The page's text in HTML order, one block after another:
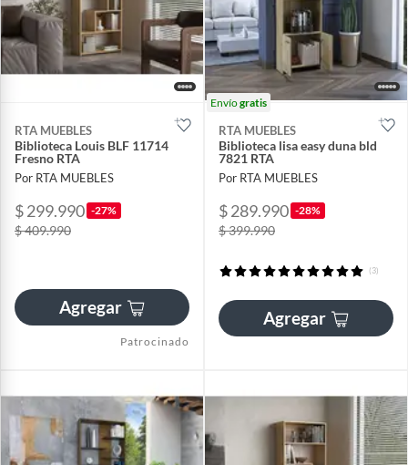
RTA MUEBLES
Biblioteca Louis BLF 11714
Fresno RTA
Por RTA MUEBLES
$ 299.990 -27%
$ 409.990
Agregar
Patrocinado
Envíogratis
RTA MUEBLES
Biblioteca lisa easy duna bld
7821 RTA
Por RTA MUEBLES
$ 289.990 -28%
$ 399.990
(3)
Agregar